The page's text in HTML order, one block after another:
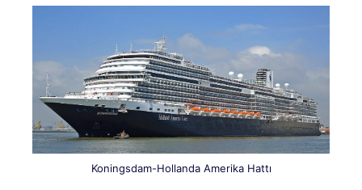
Koningsdam-Hollanda Amerika Hattı